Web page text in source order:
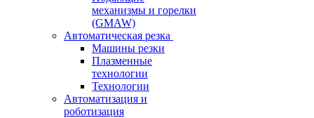
механизмы и горелки
(GMAW)
Автоматическая резка
Машины резки
Плазменные
технологии
Технологии
Автоматизация и
роботизация